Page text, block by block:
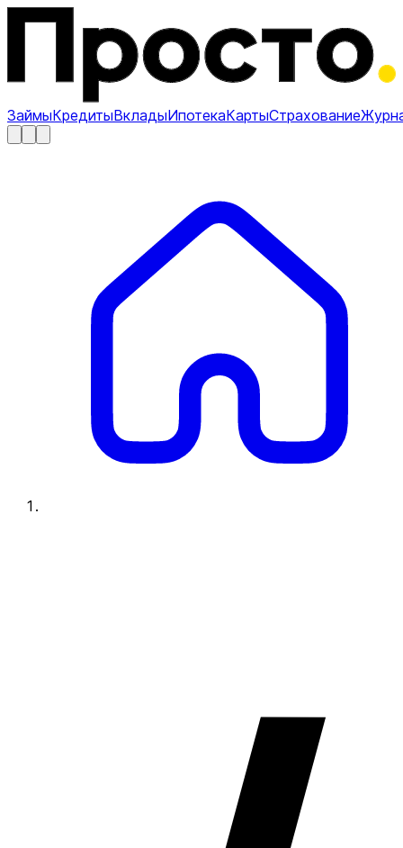
ЗаймыКредитыВкладыИпотекаКартыСтрахование